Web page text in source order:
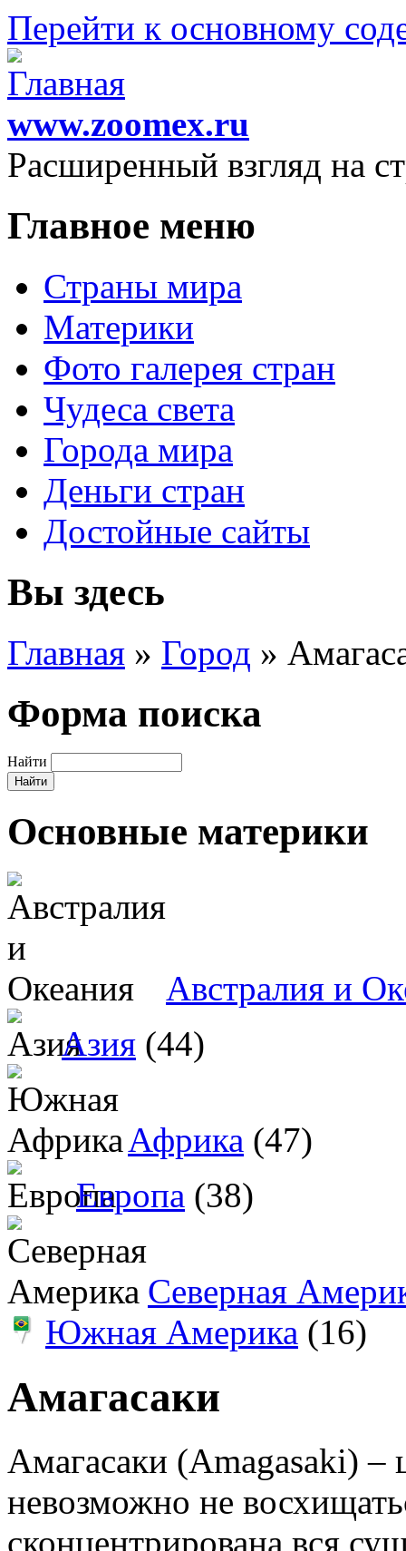
Перейти к основному
www.zoomex.ru
Расширенный взгляд на
Главное меню
Страны мира
Материки
Фото галерея стран
Чудеса света
Города мира
Деньги стран
Достойные сайты
Вы здесь
Главная » Город »
Форма поиска
Найти
Основные материки
Австралия и
Азия (44)
Африка (47)
Европа (38)
Северная
Южная Америка (16)
Амагасаки
Амагасаки (Amagasaki)
невозможно не
сконцентрирована вся